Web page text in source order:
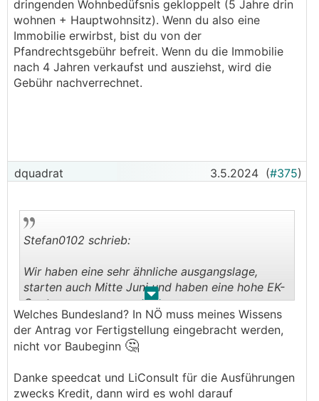
dringenden Wohnbedüfsnis gekloppelt (5 Jahre drin
wohnen + Hauptwohnsitz). Wenn du also eine
Immobilie erwirbst, bist du von der
Pfandrechtsgebühr befreit. Wenn du die Immobilie
nach 4 Jahren verkaufst und ausziehst, wird die
Gebühr nachverrechnet.
dquadrat 3.5.2024 (#375)
. .
Stefan0102 schrieb:
Wir haben eine sehr ähnliche ausgangslage,
starten auch Mitte Juni und haben eine hohe EK-
Quote.
Was ihr aber vielleicht bedenken solltet ist, dass
man die Förderung (ca. 2 Wochen vorlaufzeit)
Zusage warten muss.
Welches Bundesland? In NÖ muss meines Wissens
der Antrag vor Fertigstellung eingebracht werden,
nicht vor Baubeginn 🤔
Danke speedcat und LiConsult für die Ausführungen
zwecks Kredit, dann wird es wohl darauf